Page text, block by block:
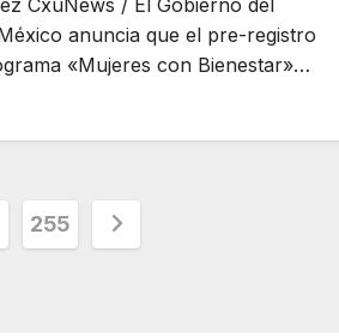
CxuNews / El Gobierno del
anuncia que el pre-registro
«Mujeres con Bienestar»…
255